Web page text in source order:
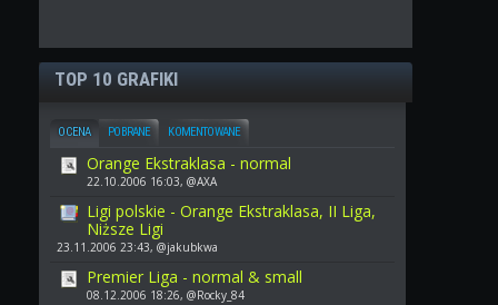
TOP 10 GRAFIKI
OCENA POBRANE KOMENTOWANE
Orange Ekstraklasa - normal
22.10.2006 16:03, @AXA
Ligi polskie - Orange Ekstraklasa, II Liga,
Niższe Ligi
23.11.2006 23:43, @jakubkwa
Premier Liga - normal & small
08.12.2006 18:26, @Rocky_84